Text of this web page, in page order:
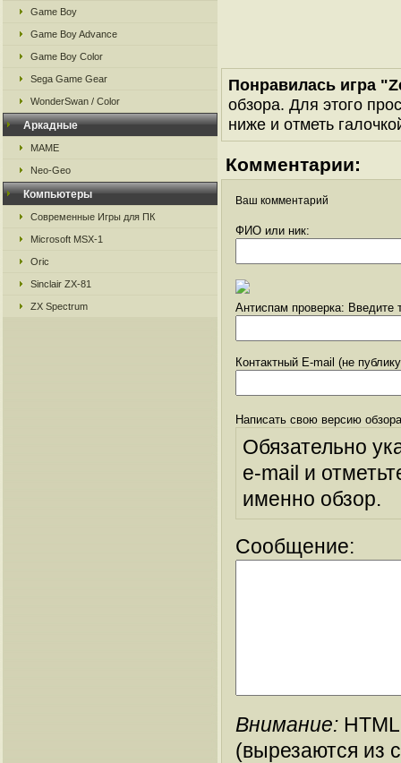
Game Boy
Game Boy Advance
Game Boy Color
Sega Game Gear
WonderSwan / Color
Аркадные
MAME
Neo-Geo
Компьютеры
Современные Игры для ПК
Microsoft MSX-1
Oric
Sinclair ZX-81
ZX Spectrum
Понравилась игра
обзора. Для этого
ниже и отметь
Комментарии:
Ваш комментарий
ФИО или ник:
Антиспам проверка: Введите
Контактный E-mail (не
Написать свою версию
Обязательно
e-mail и
именно обзор.
Сообщение:
Внимание:
(вырезаются из